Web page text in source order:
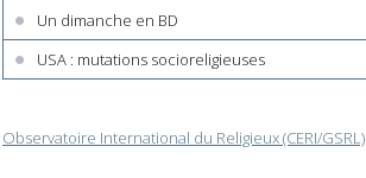
Un dimanche en BD
USA : mutations socioreligieuses
Observatoire International du Religieux (CERI/GSRL)